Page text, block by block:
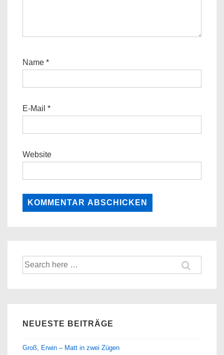
Name *
E-Mail *
Website
Suche
nach:
NEUESTE BEITRÄGE
Groß, Erwin – Matt in zwei Zügen